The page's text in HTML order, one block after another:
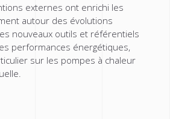
externes ont enrichi les
autour des évolutions
nouveaux outils et référentiels
performances énergétiques,
sur les pompes à chaleur